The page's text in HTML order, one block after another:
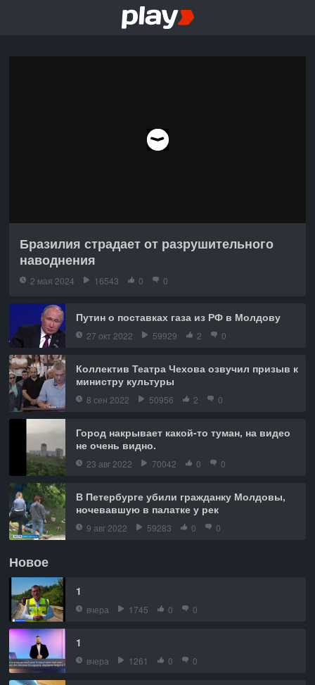
Бразилия страдает от разрушительного
наводнения
2 мая 2024 16543 0 0
Путин о поставках газа из РФ в Молдову
27 окт 2022 59929 2 0
Коллектив Театра Чехова озвучил призыв к
министру культуры
8 сен 2022 50956 2 0
Город накрывает какой-то туман, на видео
не очень видно.
23 авг 2022 70042 0 0
В Петербурге убили гражданку Молдовы,
ночевавшую в палатке у рек
9 авг 2022 59283 0 0
Новое
1
вчера 1745 0 0
1
вчера 1261 0 0